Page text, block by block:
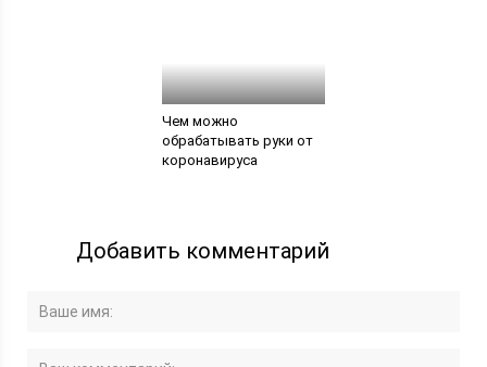
Чем можно
обрабатывать руки от
коронавируса
Добавить комментарий